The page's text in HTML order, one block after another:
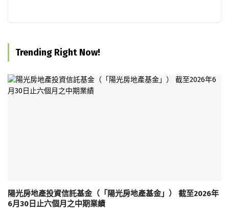
Trending Right Now!
陽光房地產投資信託基金（「陽光房地產基金」） 截至2026年
6月30日止六個月之中期業績